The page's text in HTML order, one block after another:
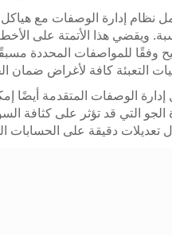
نظام إدارة الوصفات مع هياكل
ويقضي هذا الأتمتة على
وفقًا للمواصفات المحددة
التعبئة كافة لأغراض ضمان
الوصفات المتقدمة أيضًا
الجو التي قد تؤثر على كثافة
تعديلات دقيقة على الحسابات